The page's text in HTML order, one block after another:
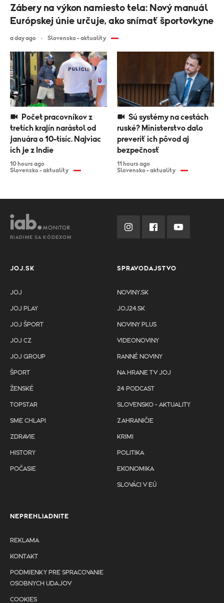
tretích krajín narástol od
januára o 10-tisíc. Najviac
ich je z Indie
10 hours ago
Slovensko - aktuality
ruské? Ministerstvo dalo
preveriť ich pôvod aj
bezpečnosť
11 hours ago
Slovensko - aktuality
Zábery na výkon namiesto tela: Nový manuál
Európskej únie určuje, ako snímať športovkyne
a day ago Slovensko - aktuality
RIADIME SA KÓDEXOM
JOJ.SK
JOJ
JOJ PLAY
JOJ ŠPORT
JOJ CZ
JOJ GROUP
ŠPORT
ŽENSKÉ
TOPSTAR
SME CHLAPI
ZDRAVIE
HISTORY
POČASIE
SPRAVODAJSTVO
NOVINY.SK
JOJ24.SK
NOVINY PLUS
VIDEONOVINY
RANNÉ NOVINY
NA HRANE TV JOJ
24 PODCAST
SLOVENSKO - AKTUALITY
ZAHRANIČIE
KRIMI
POLITIKA
EKONOMIKA
SLOVÁCI V EÚ
NEPREHLIADNITE
REKLAMA
KONTAKT
PODMIENKY PRE SPRACOVANIE
OSOBNYCH UDAJOV
COOKIES